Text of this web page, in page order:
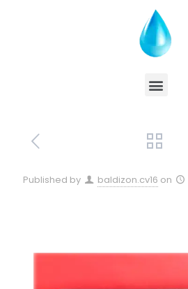
Published by baldizon.cv16 on